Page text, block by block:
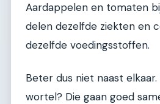
Aardappelen en tomaten
delen dezelfde ziekten en
dezelfde voedingsstoffen.
Beter dus niet naast elkaar.
wortel? Die gaan goed